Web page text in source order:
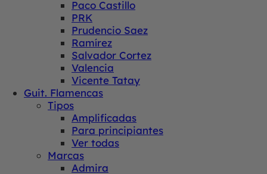
Paco Castillo
PRK
Prudencio Saez
Ramírez
Salvador Cortez
Valencia
Vicente Tatay
Guit. Flamencas
Tipos
Amplificadas
Para principiantes
Ver todas
Marcas
Admira